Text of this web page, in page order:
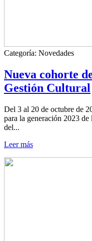
Categoría: Novedades
Nueva cohorte
Gestión Cultural
Del 3 al 20 de octubre de
para la generación 2023
del...
Leer más